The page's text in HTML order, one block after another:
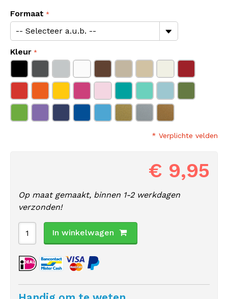
Formaat
Kleur
* Verplichte velden
€ 9,95
Op maat gemaakt, binnen 1-2 werkdagen
verzonden!
In winkelwagen